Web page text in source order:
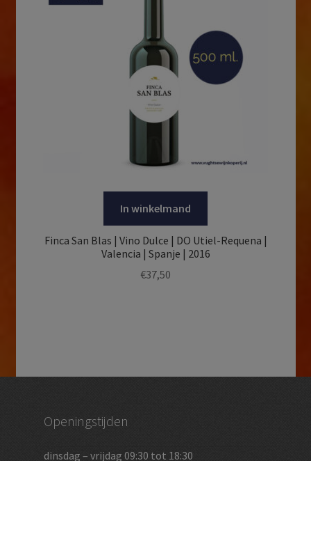
In winkelmand
Finca San Blas | Vino Dulce | DO Utiel-Requena |
Valencia | Spanje | 2016
€37,50
Openingstijden
dinsdag – vrijdag 09:30 tot 18:30